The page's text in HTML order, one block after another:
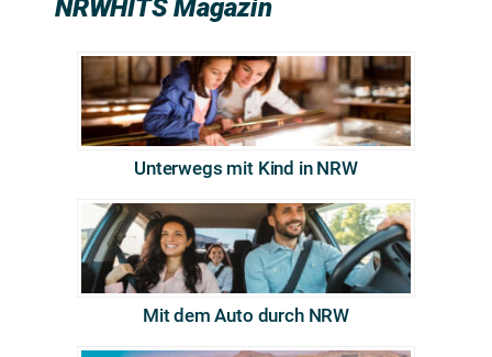
NRWHITS Magazin
Unterwegs mit Kind in NRW
Mit dem Auto durch NRW